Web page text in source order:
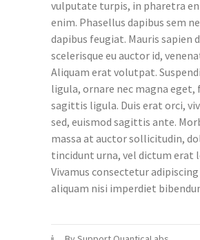
vulputate turpis, in pharetra
enim. Phasellus dapibus sem
dapibus feugiat. Mauris sapien
scelerisque eu auctor id,
Aliquam erat volutpat.
ligula, ornare nec magna eget,
sagittis ligula. Duis erat orci,
sed, euismod sagittis ante.
massa at auctor sollicitudin,
tincidunt urna, vel dictum erat
Vivamus consectetur
aliquam nisi imperdiet